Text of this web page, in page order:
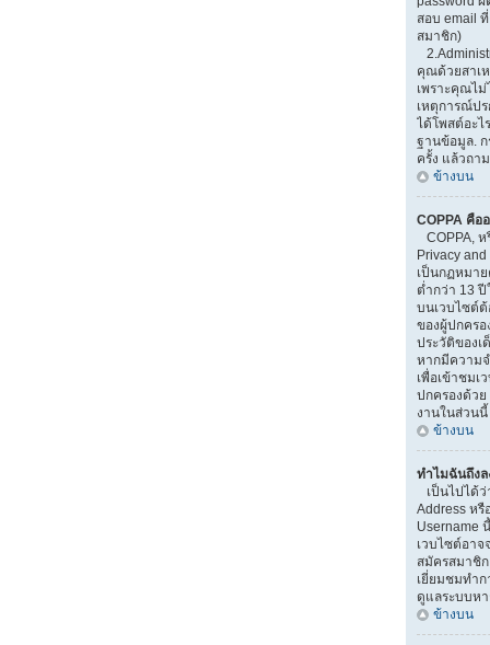
สอบ email
สมาชิก)
คุณด้วยสาเ
เพราะคุณไม่
เหตุการณ์ป
ได้โพสต์อะไ
ฐานข้อมูล.
ครั้ง แล้วถา
ข้างบน
COPPA คือ
COPPA, ห
Privacy and
เป็นกฏหมา
ต่ำกว่า 13 ปี
บนเวบไซต์
ของผู้ปกคร
ประวัติของเ
หากมีความ
เพื่อเข้าชมเ
ปกครองด้วย
งานในส่วนนี้
ข้างบน
ทำไมฉันถึงล
เป็นไปได้
Address ห
Username
เวบไซต์อาจ
สมัครสมาชิก
เยี่ยมชมทำ
ดูแลระบบห
ข้างบน